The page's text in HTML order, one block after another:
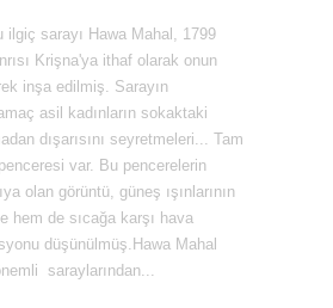
ilgiç sarayı Hawa Mahal, 1799
Krişna'ya ithaf olarak onun
inşa edilmiş. Sarayın
asil kadınların sokaktaki
dışarısını seyretmeleri... Tam
var. Bu pencerelerin
olan görüntü, güneş ışınlarının
hem de sıcağa karşı hava
düşünülmüş.Hawa Mahal
saraylarından...